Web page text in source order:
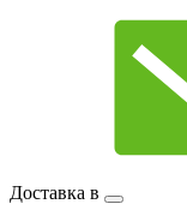
Доставка в